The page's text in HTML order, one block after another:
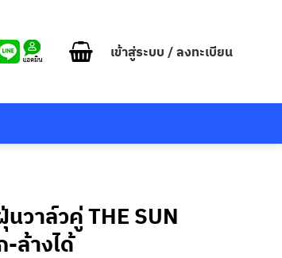
เข้าสู่ระบบ / ลงทะเบียน
วาล์วคู่ THE SUN
ล้างได้